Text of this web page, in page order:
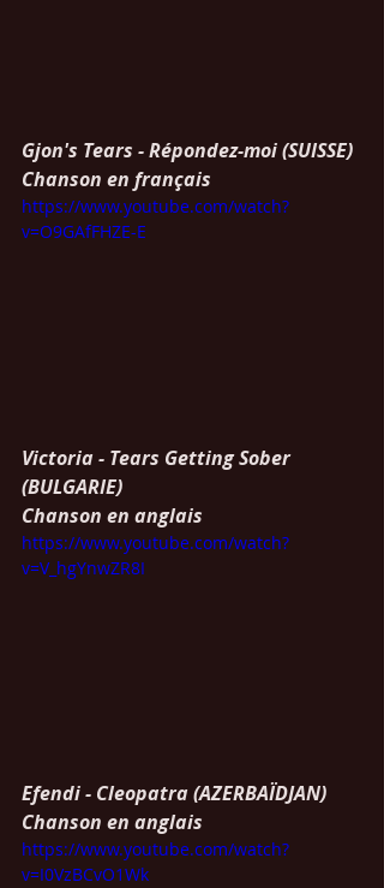
Gjon's Tears - Répondez-moi (SUISSE)
Chanson en français
https://www.youtube.com/watch?
v=O9GAfFHZE-E
Victoria - Tears Getting Sober
(BULGARIE)
Chanson en anglais
https://www.youtube.com/watch?
v=V_hgYnwZR8I
Efendi - Cleopatra (AZERBAÏDJAN)
Chanson en anglais
https://www.youtube.com/watch?
v=I0VzBCvO1Wk